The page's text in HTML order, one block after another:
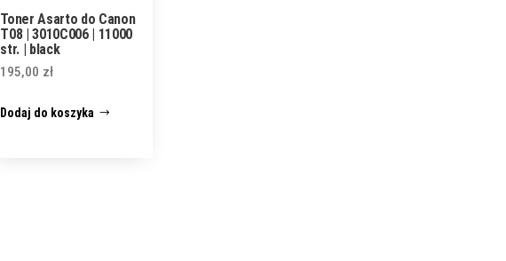
Toner Asarto do Canon
T08 | 3010C006 | 11000
str. | black
195,00 zł
Dodaj do koszyka